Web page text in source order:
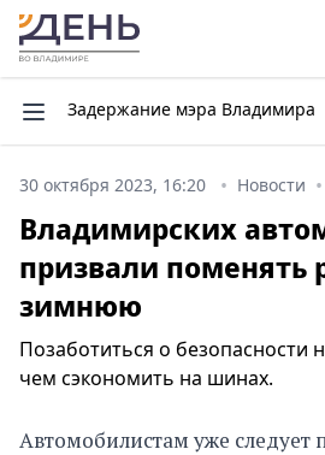
Задержание мэра Владимира
30 октября 2023, 16:20 Новости
Владимирских
призвали поменять
зимнюю
Позаботиться о безопасности
чем сэкономить на шинах.
Автомобилистам уже следует